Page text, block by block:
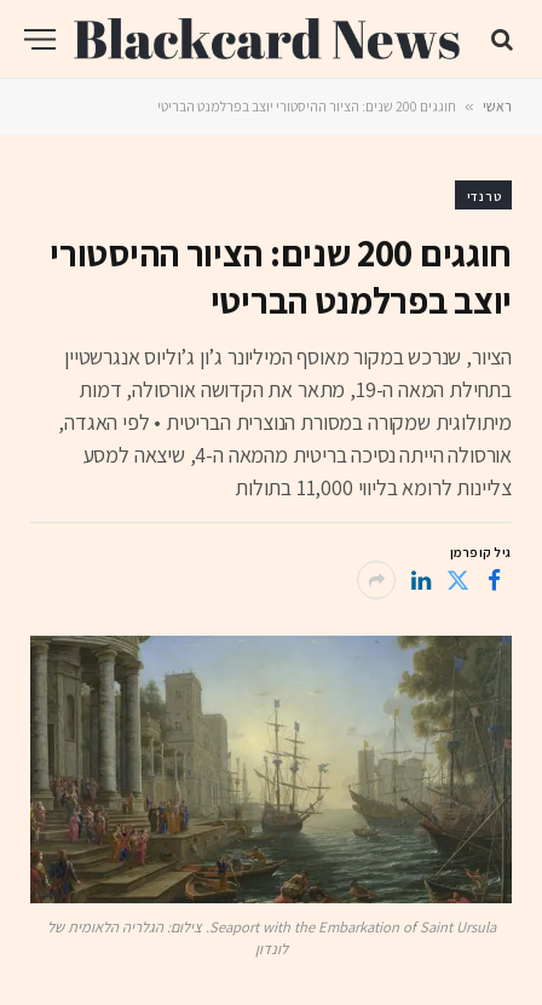
ראשי » חוגגים 200 שנים: הציור ההיסטורי יוצב בפרלמנט הבריטי
טרנדי
חוגגים 200 שנים: הציור ההיסטורי
יוצב בפרלמנט הבריטי
הציור, שנרכש במקור מאוסף המיליונר ג’ון ג’וליוס אנגרשטיין
בתחילת המאה ה-19, מתאר את הקדושה אורסולה, דמות
מיתולוגית שמקורה במסורת הנוצרית הבריטית • לפי האגדה,
אורסולה הייתה נסיכה בריטית מהמאה ה-4, שיצאה למסע
צליינות לרומא בליווי 11,000 בתולות
גיל קופרמן
Seaport with the Embarkation of Saint Ursula. צילום: הגלריה הלאומית של
לונדון